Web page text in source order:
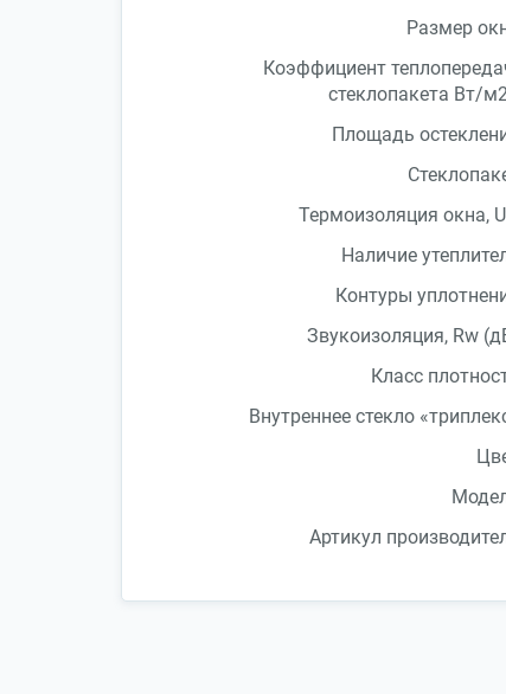
Размер
Коэффициент
стеклопакета Вт/
Площадь
Термоизоляция окна,
Наличие
Контуры
Звукоизоляция, Rw
Класс
Внутреннее стекло
Артикул